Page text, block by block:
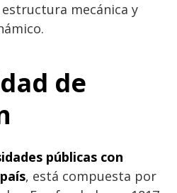
mecánica y
de
públicas con
, está compuesta por